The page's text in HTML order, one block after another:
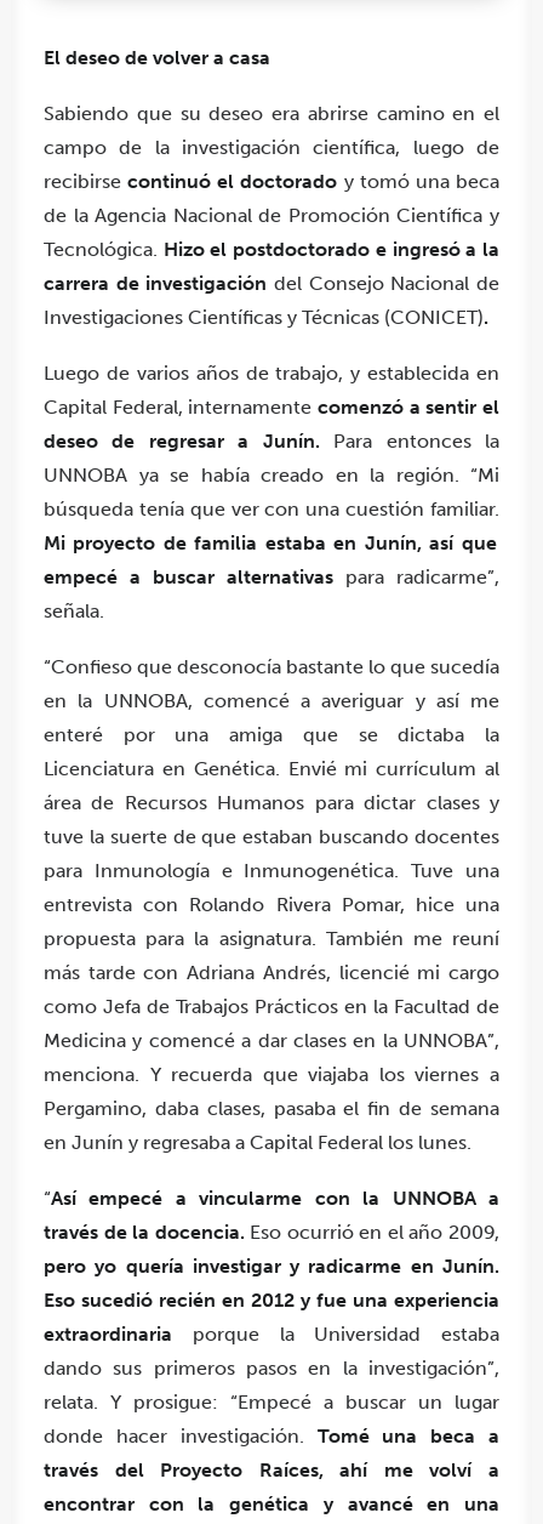
El deseo de volver a casa
Sabiendo que su deseo era abrirse camino en el
campo de la investigación científica, luego de
recibirsecontinuó el doctorado y tomó una beca
de la Agencia Nacional de Promoción Científica y
Tecnológica. Hizo el postdoctorado e ingresó a la
carrera de investigación del Consejo Nacional de
Investigaciones Científicas y Técnicas (CONICET).
Luego de varios años de trabajo, y establecida en
Capital Federal, internamente comenzó a sentir el
deseo de regresar a Junín. Para entonces la
UNNOBA ya se había creado en la región. “Mi
búsqueda tenía que ver con una cuestión familiar.
Mi proyecto de familia estaba en Junín, así que
empecé a buscar alternativas para radicarme”,
señala.
“Confieso que desconocía bastante lo que sucedía
en la UNNOBA, comencé a averiguar y así me
enteré por una amiga que se dictaba la
Licenciatura en Genética. Envié mi currículum al
área de Recursos Humanos para dictar clases y
tuve la suerte de que estaban buscando docentes
para Inmunología e Inmunogenética. Tuve una
entrevista con Rolando Rivera Pomar, hice una
propuesta para la asignatura. También me reuní
más tarde con Adriana Andrés, licencié mi cargo
como Jefa de Trabajos Prácticos en la Facultad de
Medicina y comencé a dar clases en la UNNOBA”,
menciona. Y recuerda que viajaba los viernes a
Pergamino, daba clases, pasaba el fin de semana
en Junín y regresaba a Capital Federal los lunes.
“Así empecé a vincularme con la UNNOBA a
través de la docencia. Eso ocurrió en el año 2009,
pero yo quería investigar y radicarme en Junín.
Eso sucedió recién en 2012 y fue una experiencia
extraordinaria porque la Universidad estaba
dando sus primeros pasos en la investigación”,
relata. Y prosigue: “Empecé a buscar un lugar
donde hacer investigación. Tomé una beca a
través del Proyecto Raíces, ahí me volví a
encontrar con la genética y avancé en una